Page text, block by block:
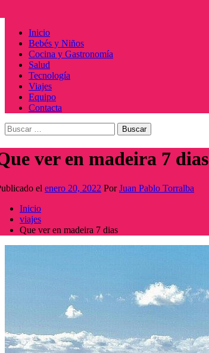
Menú
principal
Inicio
Bebés y Niños
Cocina y Gastronomía
Salud
Tecnología
Viajes
Equipo
Contacta
Buscar:
ver en madeira 7 dias
el enero 20, 2022 PorJuan Pablo Torralba
Inicio
viajes
Que ver en madeira 7 dias